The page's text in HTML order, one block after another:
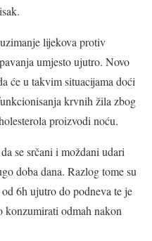
lijekova protiv
umjesto ujutro. Novo
će u takvim situacijama doći
krvnih žila zbog
proizvodi noću.
se srčani i moždani udari
doba dana. Razlog tome su
6h ujutro do podneva te je
konzumirati odmah nakon